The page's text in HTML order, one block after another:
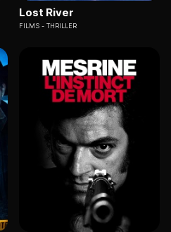
Lost River
FILMS THRILLER